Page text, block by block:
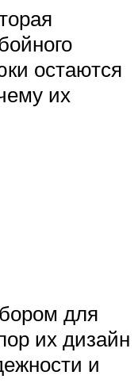
остаются
их
для
их дизайн
и